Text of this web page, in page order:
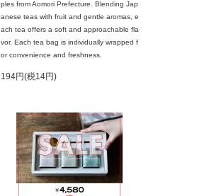
ples from Aomori Prefecture. Blending Jap
anese teas with fruit and gentle aromas, e
ach tea offers a soft and approachable fla
vor. Each tea bag is individually wrapped f
or convenience and freshness.
194円(税14円)